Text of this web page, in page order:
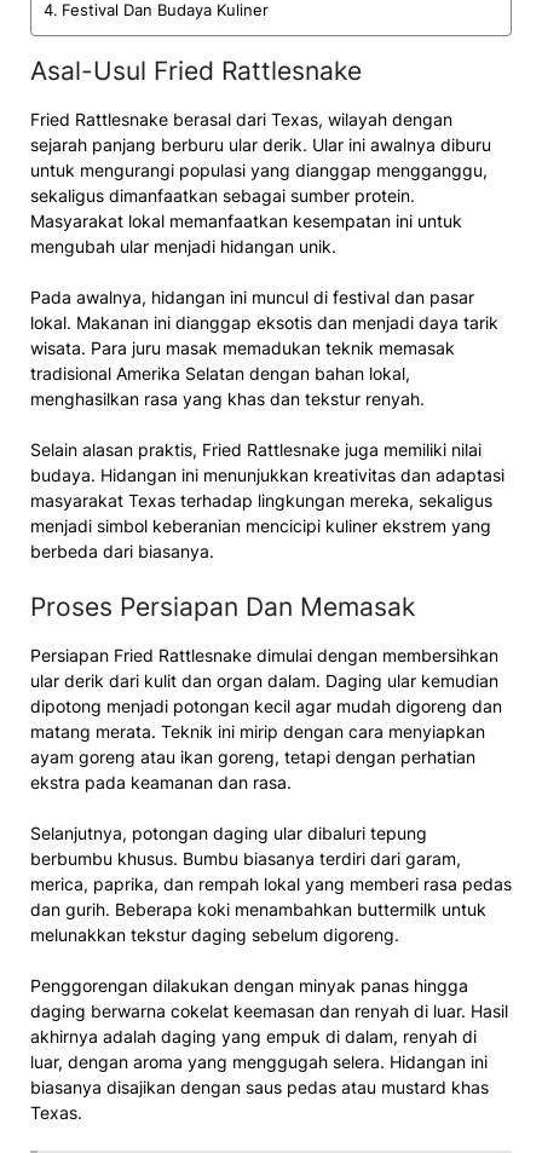
Festival Dan Budaya Kuliner
Asal-Usul Fried Rattlesnake
Fried Rattlesnake berasal dari Texas, wilayah dengan
sejarah panjang berburu ular derik. Ular ini awalnya diburu
untuk mengurangi populasi yang dianggap mengganggu,
sekaligus dimanfaatkan sebagai sumber protein.
Masyarakat lokal memanfaatkan kesempatan ini untuk
mengubah ular menjadi hidangan unik.
Pada awalnya, hidangan ini muncul di festival dan pasar
lokal. Makanan ini dianggap eksotis dan menjadi daya tarik
wisata. Para juru masak memadukan teknik memasak
tradisional Amerika Selatan dengan bahan lokal,
menghasilkan rasa yang khas dan tekstur renyah.
Selain alasan praktis, Fried Rattlesnake juga memiliki nilai
budaya. Hidangan ini menunjukkan kreativitas dan adaptasi
masyarakat Texas terhadap lingkungan mereka, sekaligus
menjadi simbol keberanian mencicipi kuliner ekstrem yang
berbeda dari biasanya.
Proses Persiapan Dan Memasak
Persiapan Fried Rattlesnake dimulai dengan membersihkan
ular derik dari kulit dan organ dalam. Daging ular kemudian
dipotong menjadi potongan kecil agar mudah digoreng dan
matang merata. Teknik ini mirip dengan cara menyiapkan
ayam goreng atau ikan goreng, tetapi dengan perhatian
ekstra pada keamanan dan rasa.
Selanjutnya, potongan daging ular dibaluri tepung
berbumbu khusus. Bumbu biasanya terdiri dari garam,
merica, paprika, dan rempah lokal yang memberi rasa pedas
dan gurih. Beberapa koki menambahkan buttermilk untuk
melunakkan tekstur daging sebelum digoreng.
Penggorengan dilakukan dengan minyak panas hingga
daging berwarna cokelat keemasan dan renyah di luar. Hasil
akhirnya adalah daging yang empuk di dalam, renyah di
luar, dengan aroma yang menggugah selera. Hidangan ini
biasanya disajikan dengan saus pedas atau mustard khas
Texas.